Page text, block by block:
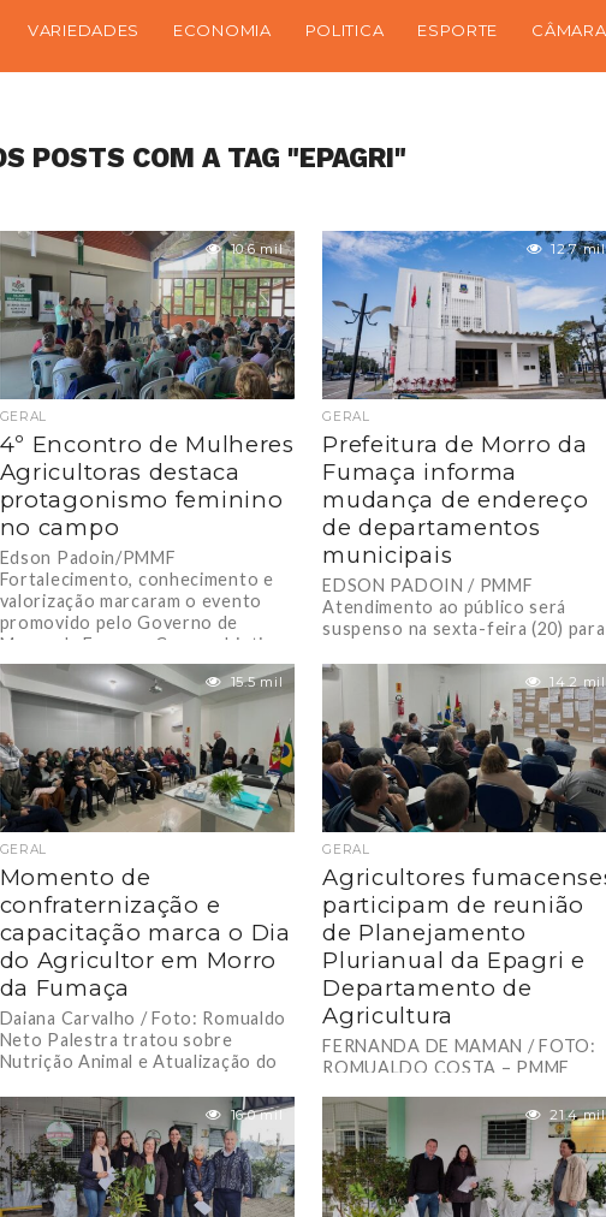
VARIEDADES ECONOMIA POLITICA ESPORTE
POSTS COM A TAG "EPAGRI"
10.6 mil
GERAL
4º Encontro de Mulheres
Agricultoras destaca
protagonismo feminino
no campo
Edson Padoin/PMMF
Fortalecimento, conhecimento e
valorização marcaram o evento
promovido pelo Governo de
Morro da Fumaça. Com o objetivo
de fortalecer e...
12.7 mil
GERAL
Prefeitura de Morro da
Fumaça informa
mudança de endereço
de departamentos
municipais
EDSON PADOIN / PMMF
Atendimento ao público será
suspenso na sexta-feira (20) para
novo endereço. A Prefeitura de...
15.5 mil
GERAL
Momento de
confraternização e
capacitação marca o Dia
do Agricultor em Morro
da Fumaça
Daiana Carvalho / Foto: Romualdo
Neto Palestra tratou sobre
Nutrição Animal e Atualização do
auditório lotado e muito...
14.2 mil
GERAL
Agricultores
participam de reunião
de Planejamento
Plurianual da Epagri e
Departamento de
Agricultura
FERNANDA DE MAMAN / FOTO:
ROMUALDO COSTA – PMMF
rurais para debater demandas,
avanços e desafios da agricultura
em...
16.0 mil 21.4 mil